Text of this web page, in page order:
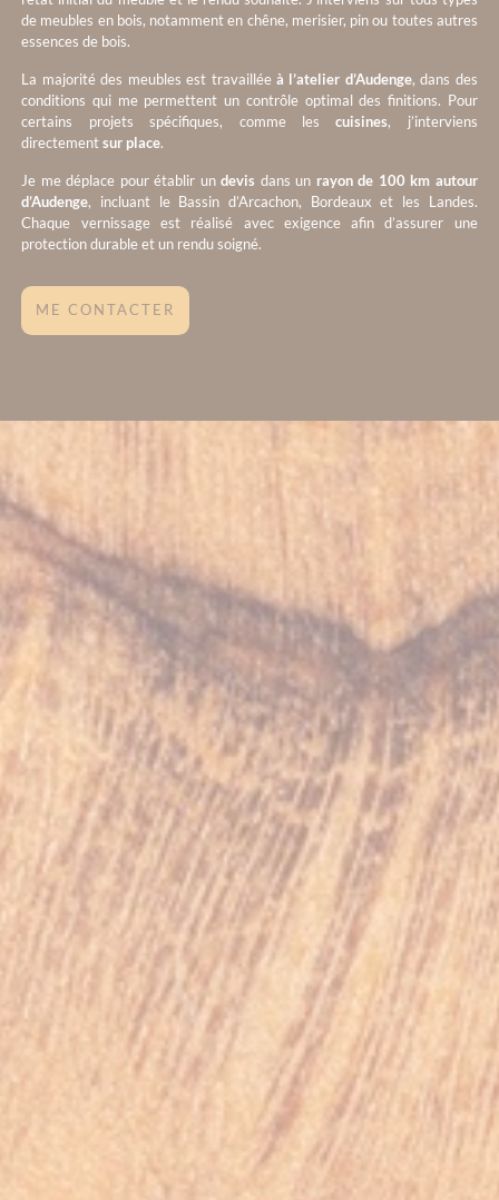
de meubles en bois, notamment en chêne, merisier, pin ou toutes autres
essences de bois.
La majorité des meubles est travaillée à l’atelier d’Audenge, dans des
conditions qui me permettent un contrôle optimal des finitions. Pour
certains projets spécifiques, comme lescuisines, j’interviens
directementsur place.
Je me déplace pour établir undevis dans un rayon de 100 km autour
d’Audenge, incluant le Bassin d’Arcachon, Bordeaux et les Landes.
Chaque vernissage est réalisé avec exigence afin d’assurer une
protection durable et un rendu soigné.
ME CONTACTER